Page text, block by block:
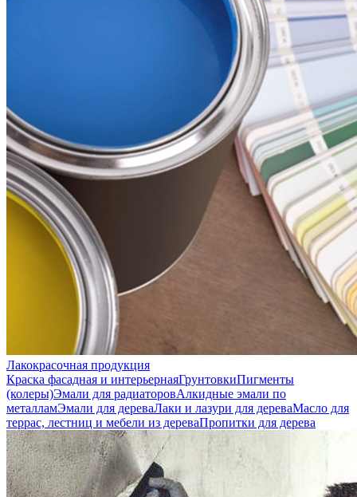
Лакокрасочная продукция
Краска фасадная и интерьернаяГрунтовкиПигменты
(колеры)Эмали для радиаторовАлкидные эмали по
металламЭмали для дереваЛаки и лазури для дереваМасло для
террас, лестниц и мебели из дереваПропитки для дерева